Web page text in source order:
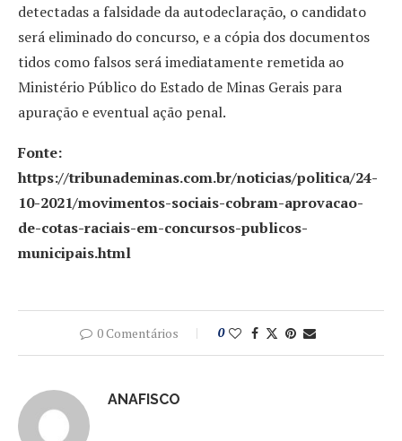
detectadas a falsidade da autodeclaração, o candidato
será eliminado do concurso, e a cópia dos documentos
tidos como falsos será imediatamente remetida ao
Ministério Público do Estado de Minas Gerais para
apuração e eventual ação penal.
Fonte:
https://tribunademinas.com.br/noticias/politica/24-
10-2021/movimentos-sociais-cobram-aprovacao-
de-cotas-raciais-em-concursos-publicos-
municipais.html
0 Comentários 0
ANAFISCO